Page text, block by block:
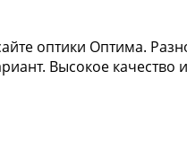
оптики Оптима.
Высокое качество